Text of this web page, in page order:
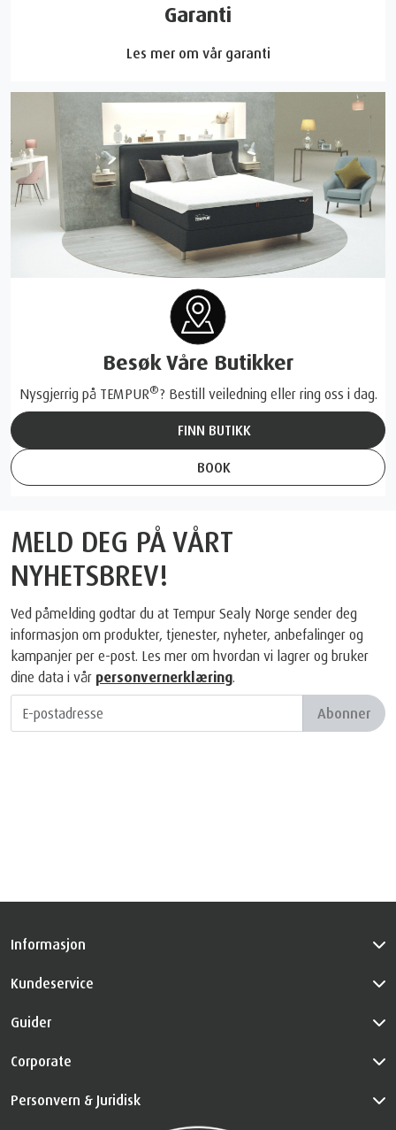
Garanti
Les mer om vår garanti
Besøk Våre Butikker
Nysgjerrig på TEMPUR®? Bestill veiledning eller ring oss i dag.
FINN BUTIKK
BOOK
MELD DEG PÅ VÅRT
NYHETSBREV!
Ved påmelding godtar du at Tempur Sealy Norge sender deg
informasjon om produkter, tjenester, nyheter, anbefalinger og
kampanjer per e-post. Les mer om hvordan vi lagrer og bruker
dine data i vår personvernerklæring.
Abonner
Informasjon
Kundeservice
Guider
Corporate
Personvern & Juridisk